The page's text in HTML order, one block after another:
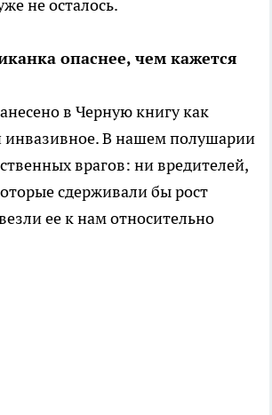
не осталось.
опаснее, чем кажется
в Черную книгу как
инвазивное. В нашем полушарии
врагов: ни вредителей,
сдерживали бы рост
ее к нам относительно